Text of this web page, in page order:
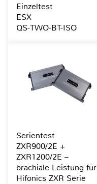
Einzeltest
ESX
QS-TWO-BT-ISO
Serientest
ZXR900/2E +
ZXR1200/2E –
brachiale Leistung für
Hifonics ZXR Serie